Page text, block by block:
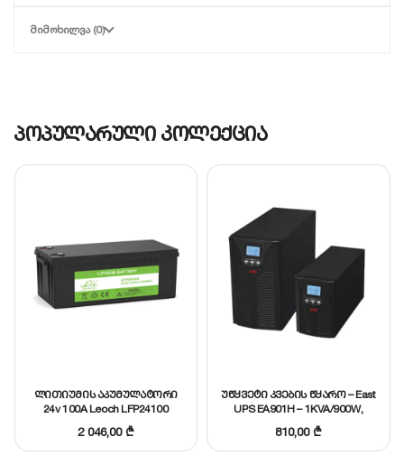
გამომავალი პორტები:
ბარათის დასამატებლად, რაც საშუალებას
ქსელის საშუალებით.
რომელიც რეალურ დროში გაწვდით
ინფორმაციას დატვირთვის, ბატარეის
მდგომარეობისა და ძაბვის შესახებ.
High Power Factor: სიმძლავრის კოეფიციენტი
0.8 (1600W) იძლევა მეტი მოწყობილობის
ძაბვისგან.
ᲛᲘᲛᲝᲮᲘᲚᲕᲐ (0)
პოპულარული კოლექცია
ლითიუმის აკუმულატორი
24v 100A Leoch LFP24100
2 046,00₾
უწყვეტი კვების წყარო – East
UPS EA901H – 1KVA/900W,
36V/6A, Tower, LCD, SNMP slot,
RS-232, On-line
(აკუმულატორის გარეშე)
810,00₾